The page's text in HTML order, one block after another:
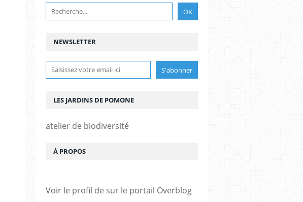
NEWSLETTER
LES JARDINS DE POMONE
atelier de biodiversité
À PROPOS
Voir le profil de sur le portail Overblog